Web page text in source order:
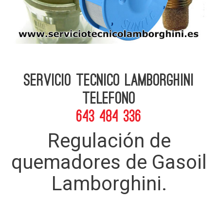
Servicio Tecnico Lamborghini
telefono
643 484 336
Regulación de
quemadores de Gasoil
Lamborghini.